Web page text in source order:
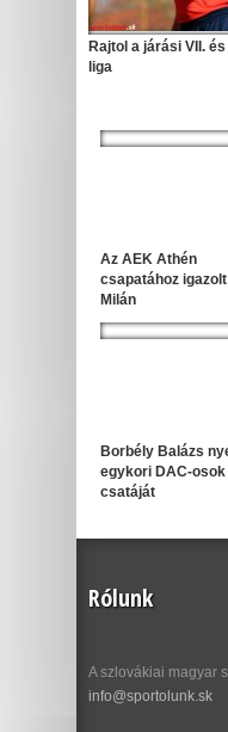
Rajtol a járási VII. és
liga
Az AEK Athén
csapatához
Milán
Borbély Balázs
egykori DAC-osok
csatáját
Rólunk
A szlovákiai magyar
info@sportolunk.sk